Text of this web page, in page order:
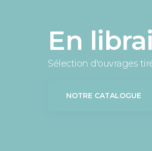
En
Sélection d'ouvrages
NOTRE CATALOGUE